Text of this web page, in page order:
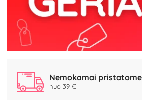
Nemokamai pristatome
nuo 39 €